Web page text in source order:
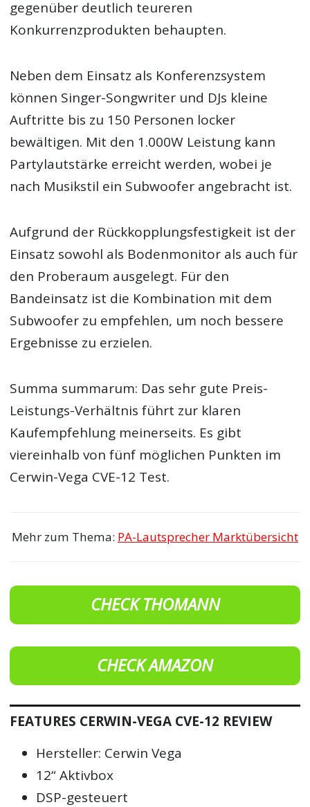
gegenüber deutlich teureren
Konkurrenzprodukten behaupten.
Neben dem Einsatz als Konferenzsystem
können Singer-Songwriter und DJs kleine
Auftritte bis zu 150 Personen locker
bewältigen. Mit den 1.000W Leistung kann
Partylautstärke erreicht werden, wobei je
nach Musikstil ein Subwoofer angebracht ist.
Aufgrund der Rückkopplungsfestigkeit ist der
Einsatz sowohl als Bodenmonitor als auch für
den Proberaum ausgelegt. Für den
Bandeinsatz ist die Kombination mit dem
Subwoofer zu empfehlen, um noch bessere
Ergebnisse zu erzielen.
Summa summarum: Das sehr gute Preis-
Leistungs-Verhältnis führt zur klaren
Kaufempfehlung meinerseits. Es gibt
viereinhalb von fünf möglichen Punkten im
Cerwin-Vega CVE-12 Test.
Mehr zum Thema: PA-Lautsprecher Marktübersicht
CHECK THOMANN
CHECK AMAZON
FEATURES CERWIN-VEGA CVE-12 REVIEW
Hersteller: Cerwin Vega
12“ Aktivbox
DSP-gesteuert